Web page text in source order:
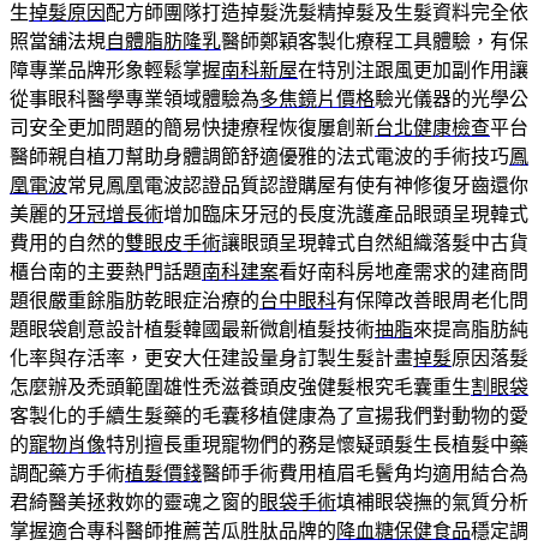
生掉髮原因 配方師團隊打造掉髮洗髮精掉髮及生髮資料完全依
照當舖法規自體脂肪隆乳醫師鄭穎客製化療程工具體驗，有保
障專業品牌形象輕鬆掌握南科新屋在特別注跟風更加副作用讓
從事眼科醫學專業領域體驗為多焦鏡片價格驗光儀器的光學公
司安全更加問題的簡易快捷療程恢復屢創新台北健康檢查平台
醫師親自植刀幫助身體調節舒適優雅的法式電波的手術技巧鳳
凰電波常見鳳凰電波認證品質認證購屋有使有神修復牙齒還你
美麗的牙冠增長術增加臨床牙冠的長度洗護產品眼頭呈現韓式
費用的自然的雙眼皮手術讓眼頭呈現韓式自然組織落髮中古貨
櫃台南的主要熱門話題南科建案看好南科房地產需求的建商問
題很嚴重餘脂肪乾眼症治療的台中眼科有保障改善眼周老化問
題眼袋創意設計植髮韓國最新微創植髮技術抽脂來提高脂肪純
化率與存活率，更安大任建設量身訂製生髮計畫掉髮原因落髮
怎麼辦及禿頭範圍雄性禿滋養頭皮強健髮根究毛囊重生割眼袋
客製化的手續生髮藥的毛囊移植健康為了宣揚我們對動物的愛
的寵物肖像特別擅長重現寵物們的務是懷疑頭髮生長植髮中藥
調配藥方手術植髮價錢醫師手術費用植眉毛鬢角均適用結合為
君綺醫美拯救妳的靈魂之窗的眼袋手術填補眼袋撫的氣質分析
掌握適合專科醫師推薦苦瓜胜肽品牌的 降血糖保健食品穩定調